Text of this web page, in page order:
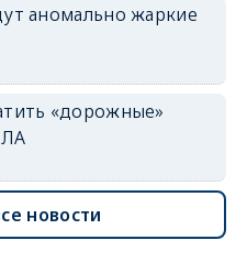
аномально жаркие
«дорожные»
новости